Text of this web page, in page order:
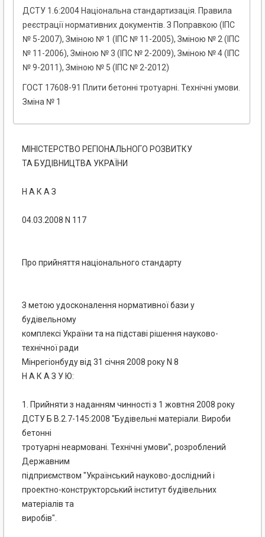
ДСТУ 1.6:2004 Національна стандартизація. Правила
реєстрації нормативних документів. З Поправкою (ІПС
№ 5-2007), Зміною № 1 (ІПС № 11-2005), Зміною № 2 (ІПС
№ 11-2006), Зміною № 3 (ІПС № 2-2009), Зміною № 4 (ІПС
№ 9-2011), Зміною № 5 (ІПС № 2-2012)
ГОСТ 17608-91 Плити бетонні тротуарні. Технічні умови.
Зміна № 1
МIНIСТЕРСТВО РЕГIОНАЛЬНОГО РОЗВИТКУ
ТА БУДIВНИЦТВА УКРАЇНИ
Н А К А З
04.03.2008 N 117
Про прийняття національного стандарту
З метою удосконалення нормативної бази у
будівельному
комплексі України та на підставі рішення науково-
технічної ради
Мінрегіонбуду від 31 січня 2008 року N 8
Н А К А З У Ю:
1. Прийняти з наданням чинності з 1 жовтня 2008 року
ДСТУ Б В.2.7-145:2008 "Будівельні матеріали. Вироби
бетонні
тротуарні неармовані. Технічні умови", розроблений
Державним
підприємством "Український науково-дослідний і
проектно-конструкторський інститут будівельних
матеріалів та
виробів".